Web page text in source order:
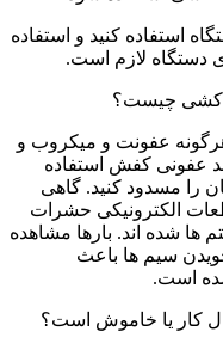
استفاده کنید و استفاده
دستگاه لازم است.
کشی چیست؟
عفونت و میکروب و
عفونی کفش استفاده
را مسدود کنید. گاهی
الکترونیکی حشرات
ها شده اند. بارها مشاهده
سیم ها باعث
است.
کار یا خاموش است؟